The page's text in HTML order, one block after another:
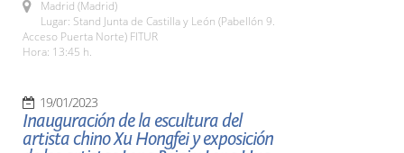
Madrid (Madrid)
Lugar: Stand Junta de Castilla y León (Pabellón 9.
Acceso Puerta Norte) FITUR
Hora: 13:45 h.
19/01/2023
Inauguración de la escultura del
artista chino Xu Hongfei y exposición